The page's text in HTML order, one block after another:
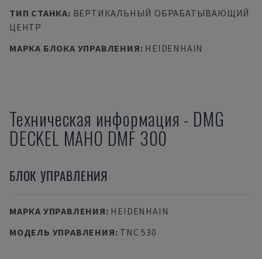
ТИП СТАНКА: ВЕРТИКАЛЬНЫЙ ОБРАБАТЫВАЮЩИЙ
ЦЕНТР
МАРКА БЛОКА УПРАВЛЕНИЯ: HEIDENHAIN
Техническая информация - DMG
DECKEL MAHO DMF 300
БЛОК УПРАВЛЕНИЯ
МАРКА УПРАВЛЕНИЯ: HEIDENHAIN
МОДЕЛЬ УПРАВЛЕНИЯ: TNC 530